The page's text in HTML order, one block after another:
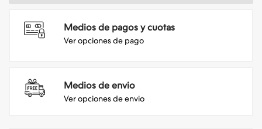
Medios de pagos y cuotas
Ver opciones de pago
Medios de envio
Ver opciones de envio